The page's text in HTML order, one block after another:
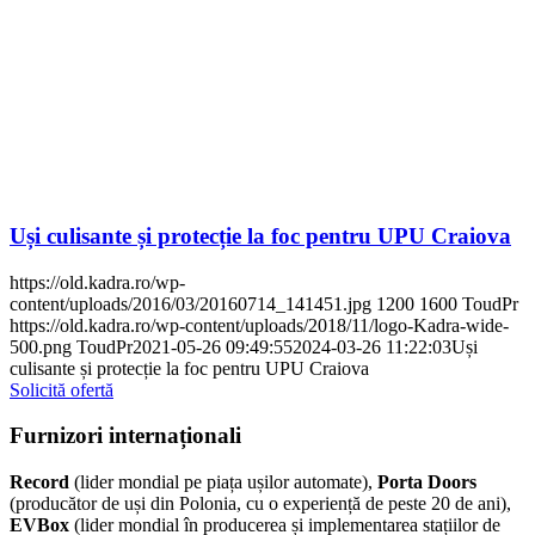
Uși culisante și protecție la foc pentru UPU Craiova
https://old.kadra.ro/wp-
content/uploads/2016/03/20160714_141451.jpg 1200 1600 ToudPr
https://old.kadra.ro/wp-content/uploads/2018/11/logo-Kadra-wide-
500.png ToudPr2021-05-26 09:49:552024-03-26 11:22:03Uși
culisante și protecție la foc pentru UPU Craiova
Solicită ofertă
Furnizori internaționali
Record (lider mondial pe piața ușilor automate), Porta Doors
(producător de uși din Polonia, cu o experiență de peste 20 de ani),
EVBox (lider mondial în producerea și implementarea stațiilor de